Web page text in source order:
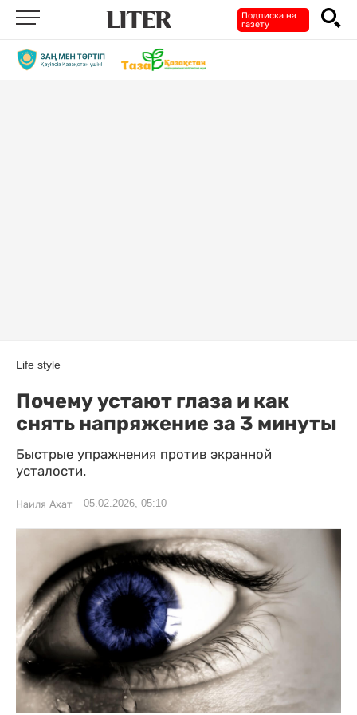
Подписка на
газету
Life style
Почему устают глаза и как
снять напряжение за 3 минуты
Быстрые упражнения против экранной
усталости.
Наиля Ахат 05.02.2026, 05:10